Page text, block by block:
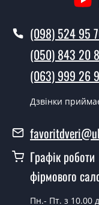
(098) 524 95
(050) 843 20
(063) 999 26
Дзвінки
Графік роботи
фірмового
Пн.- Пт. з 10.00